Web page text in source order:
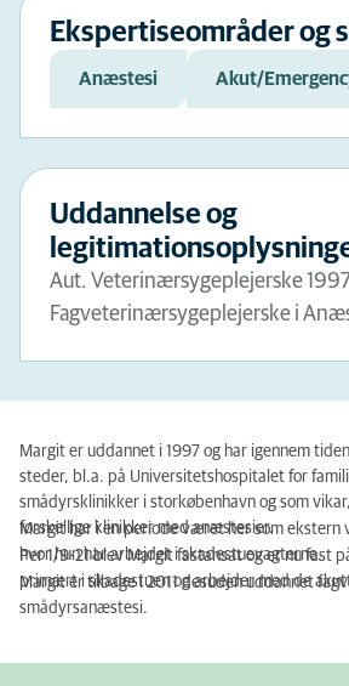
Ekspertiseområder og
Anæstesi Akut/
Uddannelse og
Aut. Veterinærsygeplejerske
Fagveterinærsygeplejerske i
Margit er uddannet i 1997 og har igennem
steder, bl.a. på Universitetshospitalet for
smådyrsklinikker i storkøbenhavn og som
forskellige klinikker med anæstesier.
Margit har i en periode været her som
hvor hun har arbejdet i skadestuevagterne.
Per 1/9-21 blev Margit fastansat og er nu fast
primært i skadestuen og arbejder med de
Margit er tilbage i 2011 desuden uddannet
smådyrsanæstesi.